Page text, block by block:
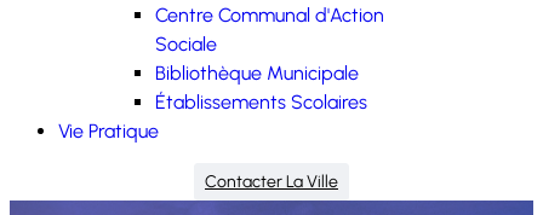
Centre Communal d'Action
Sociale
Bibliothèque Municipale
Établissements Scolaires
Vie Pratique
Contacter La Ville